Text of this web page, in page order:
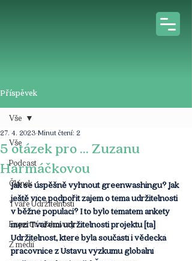
Příspěvek
Vše
Podcast
Článek
Tváře Udržitelnosti
Expertní rozhovory
Z médií
Vše
5 otázek pro ... Zuzanu
Harmáčkovou
27. 4. 2023 Minut čtení: 2
Jak se úspěšně vyhnout greenwashingu? Jak
ještě více podpořit zájem o téma udržitelnosti
v běžné populaci? I to bylo tématem ankety
mezi Tvářemi udržitelnosti projektu [ta]
Udržitelnost, které byla součástí i vědecká
pracovnice z Ústavu výzkumu globální